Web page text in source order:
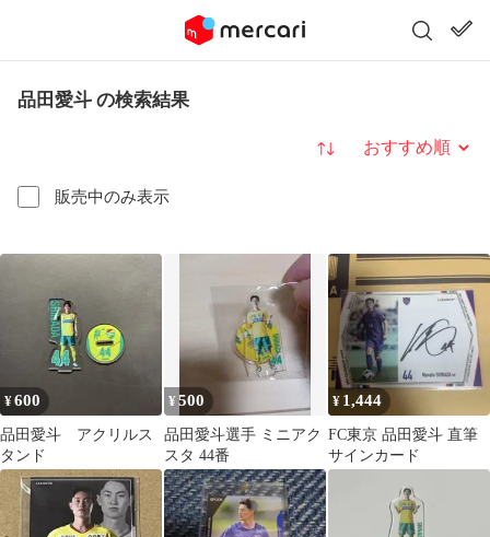
品田愛斗 の検索結果
販売中のみ表示
並び替え
¥600
品田愛斗 アクリルス
タンド
¥500
品田愛斗選手 ミニアク
スタ 44番
¥ 1,444
FC東京 品田愛斗 直筆
サインカード